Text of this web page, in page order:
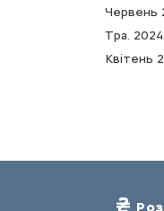
Червень
Тра. 2024
Квітень